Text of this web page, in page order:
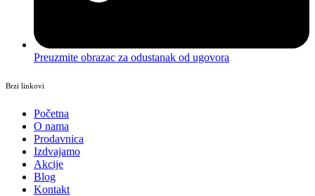
Preuzmite obrazac za odustanak od ugovora
Brzi linkovi
Početna
O nama
Prodavnica
Izdvajamo
Akcije
Blog
Kontakt